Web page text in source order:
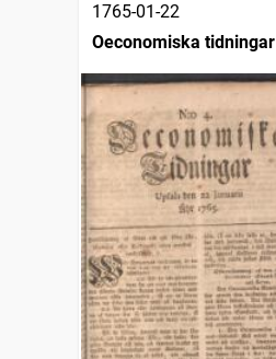
1765-01-22
Oeconomiska tidningar